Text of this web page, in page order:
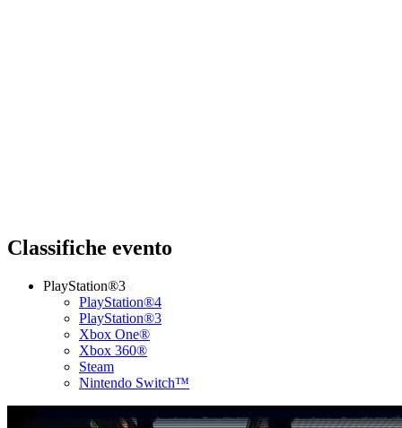
Classifiche evento
PlayStation®3
PlayStation®4
PlayStation®3
Xbox One®
Xbox 360®
Steam
Nintendo Switch™